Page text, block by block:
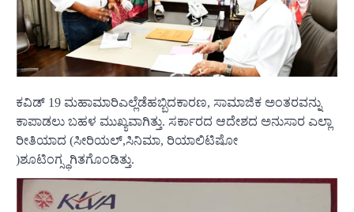
ಕವಿಡ್ 19 ಮಹಾಮಾರಿಎಲ್ಲೆಡೆಹಬ್ಬಿದಕಾರಣ, ಸಾಮಾಜಿಕ ಅಂತರವನ್ನು
ಕಾಪಾಡಲು ಬಹಳ ಮುಖ್ಯವಾಗಿತ್ತು. ಸರ್ಕಾರದ ಆದೇಶದ ಅನುಸಾರ ಎಲ್ಲಾ
ರೀತಿಯಾದ (ಸೀರಿಯಲ್,ಸಿನಿಮಾ, ರಿಯಾಲಿಟಿಷೋ
)ಶೂಟಿಂಗ್ಸ್ಥಗಿತಗೊಂಡಿತ್ತು.